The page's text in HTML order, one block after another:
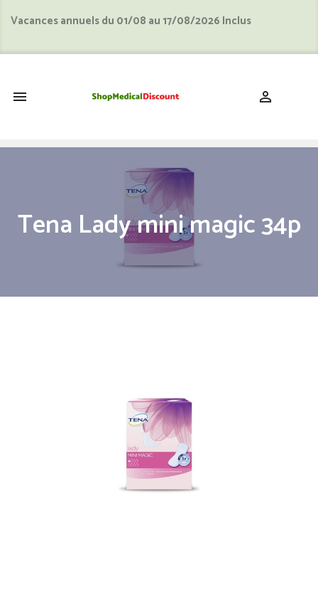
Vacances annuels du 01/08 au 17/08/2026 Inclus
 
Tena Lady mini magic 34p